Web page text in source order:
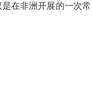
在非洲开展的一次常